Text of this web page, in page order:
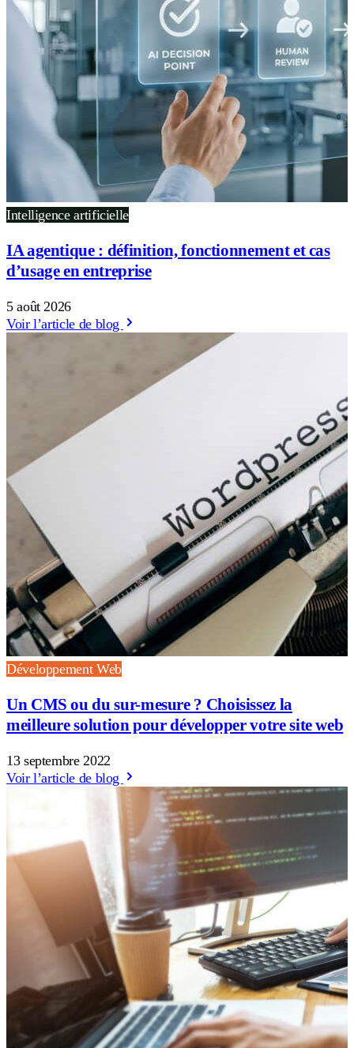
Intelligence artificielle
IA agentique : définition, fonctionnement et cas
d’usage en entreprise
5 août 2026
Voir l’article de blog
Développement Web
Un CMS ou du sur-mesure ? Choisissez la
meilleure solution pour développer votre site web
13 septembre 2022
Voir l’article de blog